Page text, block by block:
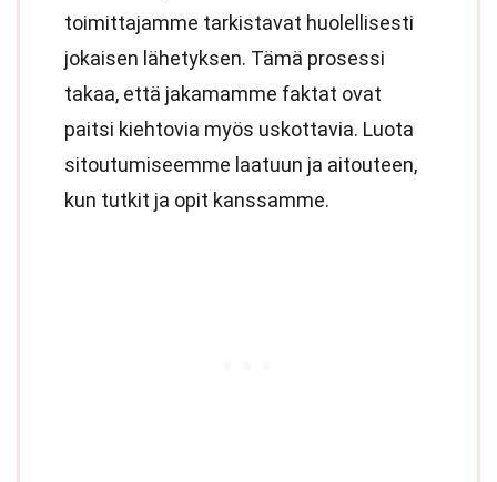
toimittajamme tarkistavat huolellisesti
jokaisen lähetyksen. Tämä prosessi
takaa, että jakamamme faktat ovat
paitsi kiehtovia myös uskottavia. Luota
sitoutumiseemme laatuun ja aitouteen,
kun tutkit ja opit kanssamme.